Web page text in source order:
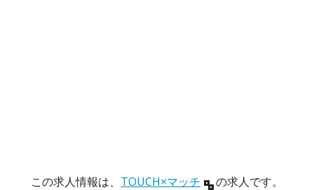
この求人情報は、 TOUCH×マッチ の求人です。